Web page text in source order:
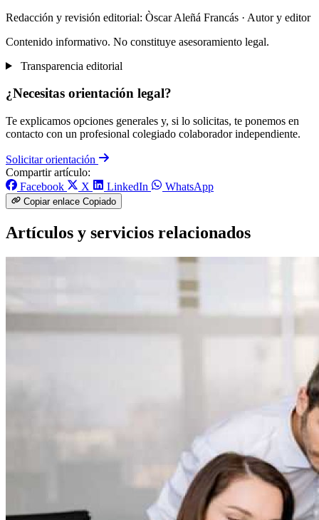
Redacción y revisión editorial: Òscar Aleñá Francás · Autor y editor
Contenido informativo. No constituye asesoramiento legal.
Transparencia editorial
¿Necesitas orientación legal?
Te explicamos opciones generales y, si lo solicitas, te ponemos en
contacto con un profesional colegiado colaborador independiente.
Solicitar orientación
Compartir artículo:
Facebook
X LinkedIn WhatsApp
Copiar enlace Copiado
Artículos y servicios relacionados